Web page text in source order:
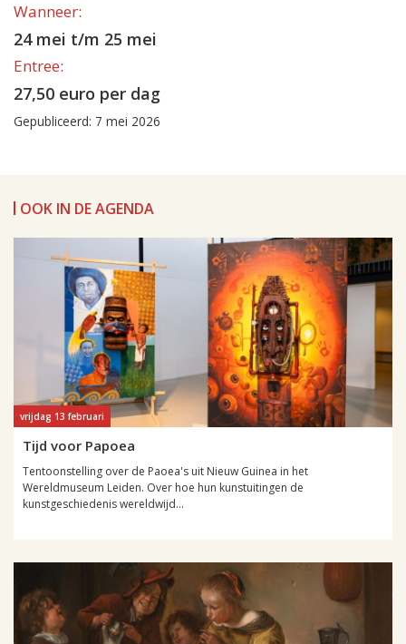
Wanneer:
24 mei t/m 25 mei
Entree:
27,50 euro per dag
Gepubliceerd: 7 mei 2026
OOK IN DE AGENDA
vrijdag 13 februari
Tijd voor Papoea
Tentoonstelling over de Paoea's uit Nieuw Guinea in het
Wereldmuseum Leiden. Over hoe hun kunstuitingen de
kunstgeschiedenis wereldwijd...